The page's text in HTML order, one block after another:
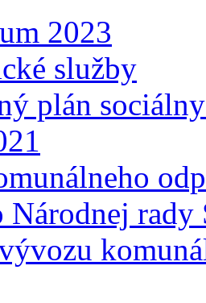
2023
služby
plán